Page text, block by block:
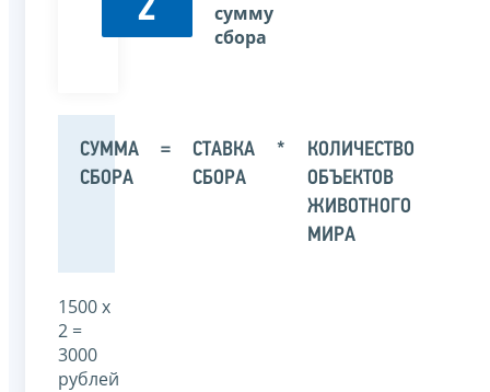
сумму
сбора
СУММА
СБОРА
=
СТАВКА
СБОРА
*
КОЛИЧЕСТВО
ОБЪЕКТОВ
ЖИВОТНОГО
МИРА
1500 х
2 =
3000
рублей